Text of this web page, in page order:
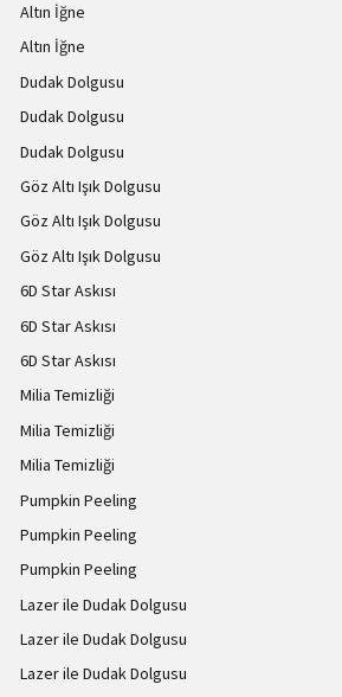
Altın İğne
Altın İğne
Dudak Dolgusu
Dudak Dolgusu
Dudak Dolgusu
Göz Altı Işık Dolgusu
Göz Altı Işık Dolgusu
Göz Altı Işık Dolgusu
6D Star Askısı
6D Star Askısı
6D Star Askısı
Milia Temizliği
Milia Temizliği
Milia Temizliği
Pumpkin Peeling
Pumpkin Peeling
Pumpkin Peeling
Lazer ile Dudak Dolgusu
Lazer ile Dudak Dolgusu
Lazer ile Dudak Dolgusu